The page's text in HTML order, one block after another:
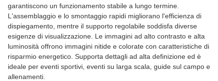
garantiscono un funzionamento stabile a lungo termine.
L'assemblaggio e lo smontaggio rapidi migliorano l'efficienza di
dispiegamento, mentre il supporto regolabile soddisfa diverse
esigenze di visualizzazione. Le immagini ad alto contrasto e alta
luminosità offrono immagini nitide e colorate con caratteristiche di
risparmio energetico. Supporta dettagli ad alta definizione ed è
ideale per eventi sportivi, eventi su larga scala, guide sul campo e
allenamenti.